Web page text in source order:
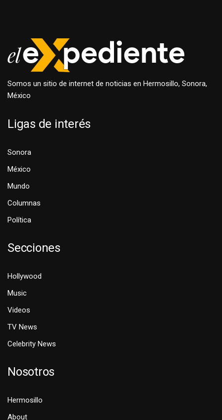
Somos un sitio de internet de noticias en Hermosillo, Sonora,
México
Ligas de interés
Sonora
México
Mundo
Columnas
Política
Secciones
Hollywood
Music
Videos
TV News
Celebrity News
Nosotros
Hermosillo
About